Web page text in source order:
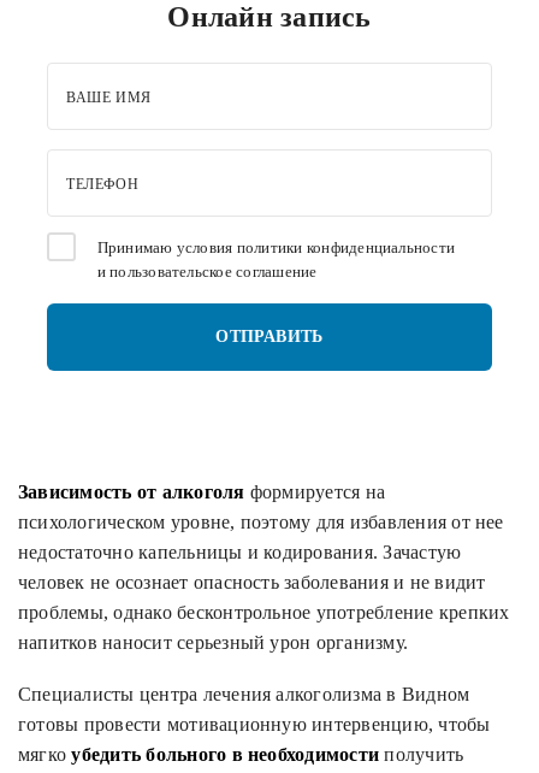
Онлайн запись
ВАШЕ ИМЯ
ТЕЛЕФОН
Принимаю условия политики конфиденциальности
ипользовательское соглашение
Зависимость от алкоголя формируется на
психологическом уровне, поэтому для избавления от нее
недостаточно капельницы и кодирования. Зачастую
человек не осознает опасность заболевания и не видит
проблемы, однако бесконтрольное употребление крепких
напитков наносит серьезный урон организму.
Специалисты центра лечения алкоголизма в Видном
готовы провести мотивационную интервенцию, чтобы
мягкоубедить больного в необходимости получить